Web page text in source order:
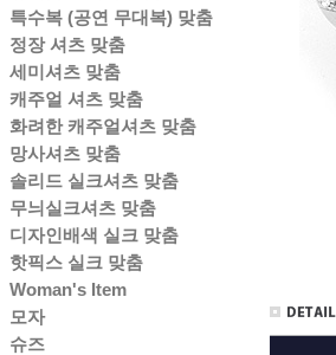
특수복 (공연 무대복) 맞춤
정장 셔츠 맞춤
세미셔츠 맞춤
캐주얼 셔츠 맞춤
화려한 캐주얼셔츠 맞춤
망사셔츠 맞춤
솔리드 실크셔츠 맞춤
무늬실크셔츠 맞춤
디자인배색 실크 맞춤
핫픽스 실크 맞춤
Woman's Item
모자
슈즈